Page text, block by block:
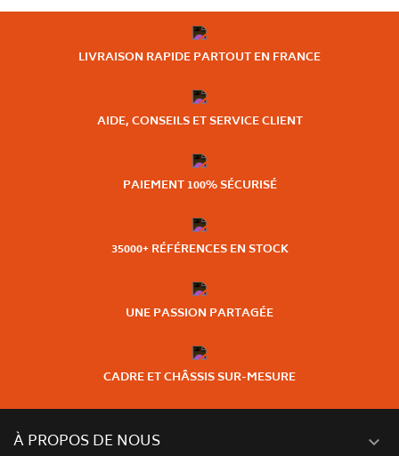
LIVRAISON RAPIDE PARTOUT EN FRANCE
AIDE, CONSEILS ET SERVICE CLIENT
PAIEMENT 100% SÉCURISÉ
35000+ RÉFÉRENCES EN STOCK
UNE PASSION PARTAGÉE
CADRE ET CHÂSSIS SUR-MESURE
À PROPOS DE NOUS 